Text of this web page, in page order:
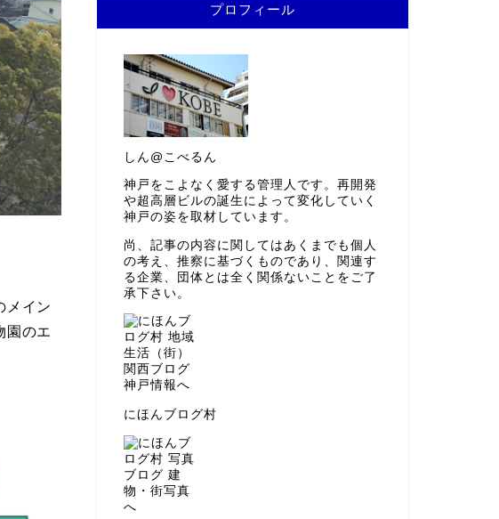
メイン
園のエ
プロフィール
しん@こべるん
神戸をこよなく愛する管理人です。再開発
や超高層ビルの誕生によって変化していく
神戸の姿を取材しています。
尚、記事の内容に関してはあくまでも個人
の考え、推察に基づくものであり、関連す
る企業、団体とは全く関係ないことをご了
承下さい。
にほんブログ村